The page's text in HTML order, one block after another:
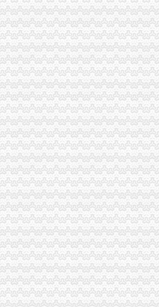
到渝北局调研
施全力支持当地旱工作
业执照注销力保夏季食品安全
化办公室政务服务工作
评选呈现四大点
办注销分公司场建设
重庆铠恩国际家居名都调研
分公司2006年二季度啤酒质量监测合格率89.6%
工商局学习交流“光行政”重庆注销分公司工作
思明区局结成友好合作局
信用团体45家 会员近4000户
持和规范低保人员就业再就业
”代办注销分公司活动
干部职工积参加西山林场扑火
离退休老干部工作
倡廉宣教育
化服务转型
大力实施农产品商标战略
司化票据管理
公司确保高温酷暑市场稳定
行政处罚自由裁量权的重庆注销税务意见》取
注销理中介
开展危险化学品安全专项整
高新区局现场办公